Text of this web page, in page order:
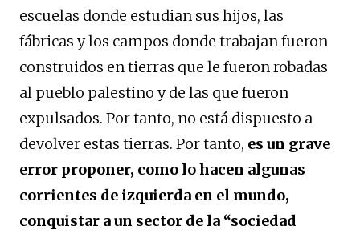
escuelas donde estudian sus hijos, las
fábricas y los campos donde trabajan fueron
construidos en tierras que le fueron robadas
al pueblo palestino y de las que fueron
expulsados. Por tanto, no está dispuesto a
devolver estas tierras. Por tanto, es un grave
error proponer, como lo hacen algunas
corrientes de izquierda en el mundo,
conquistar a un sector de la “sociedad